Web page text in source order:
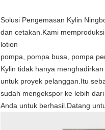
Solusi Pengemasan Kylin
dan cetakan.Kami
lotion
pompa, pompa busa, pompa
Kylin tidak hanya
untuk proyek pelanggan.Itu
sudah mengekspor ke lebih
Anda untuk berhasil.Datang